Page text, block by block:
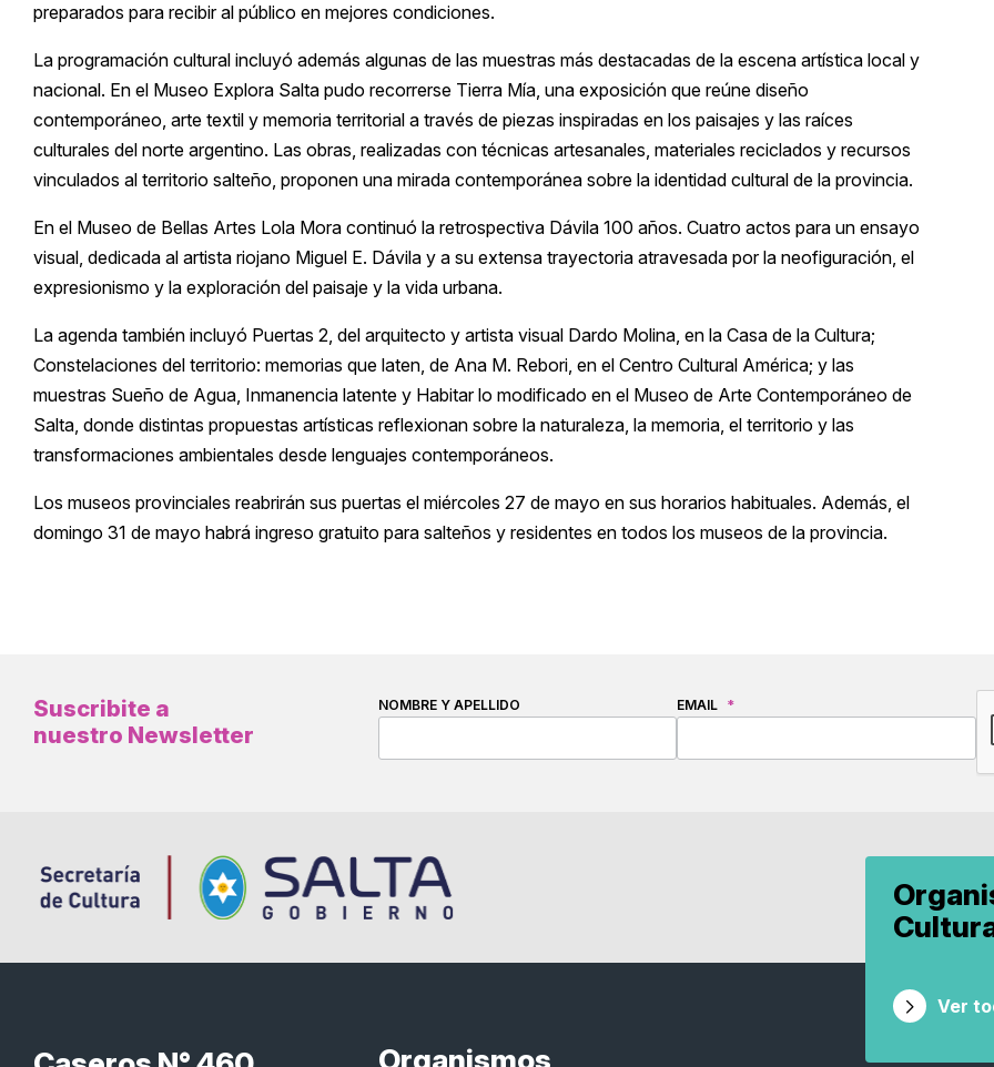
preparados para recibir al público en mejores condiciones.
La programación cultural incluyó además algunas de las muestras más destacadas de la escena artística local y
nacional. En el Museo Explora Salta pudo recorrerse Tierra Mía, una exposición que reúne diseño
contemporáneo, arte textil y memoria territorial a través de piezas inspiradas en los paisajes y las raíces
culturales del norte argentino. Las obras, realizadas con técnicas artesanales, materiales reciclados y recursos
vinculados al territorio salteño, proponen una mirada contemporánea sobre la identidad cultural de la provincia.
En el Museo de Bellas Artes Lola Mora continuó la retrospectiva Dávila 100 años. Cuatro actos para un ensayo
visual, dedicada al artista riojano Miguel E. Dávila y a su extensa trayectoria atravesada por la neofiguración, el
expresionismo y la exploración del paisaje y la vida urbana.
La agenda también incluyó Puertas 2, del arquitecto y artista visual Dardo Molina, en la Casa de la Cultura;
Constelaciones del territorio: memorias que laten, de Ana M. Rebori, en el Centro Cultural América; y las
muestras Sueño de Agua, Inmanencia latente y Habitar lo modificado en el Museo de Arte Contemporáneo de
Salta, donde distintas propuestas artísticas reflexionan sobre la naturaleza, la memoria, el territorio y las
transformaciones ambientales desde lenguajes contemporáneos.
Los museos provinciales reabrirán sus puertas el miércoles 27 de mayo en sus horarios habituales. Además, el
domingo 31 de mayo habrá ingreso gratuito para salteños y residentes en todos los museos de la provincia.
Suscribite a
nuestro Newsletter
NOMBRE Y APELLIDO EMAIL *
Organismos
Ver